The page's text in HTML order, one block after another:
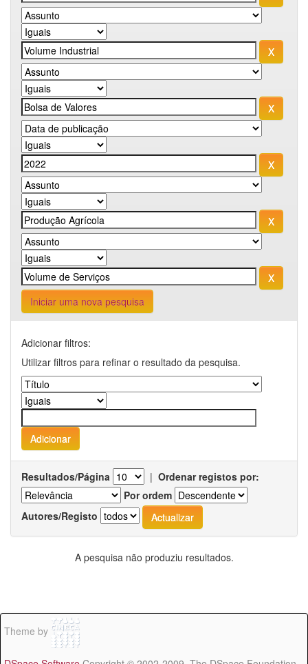
Iniciar uma nova pesquisa
Adicionar filtros:
Utilizar filtros para refinar o resultado da pesquisa.
Resultados/Página | Ordenar registos por:
Por ordem
Autores/Registo
A pesquisa não produziu resultados.
Theme by